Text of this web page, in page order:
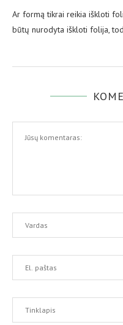
Ar formą tikrai reikia iškloti
būtų nurodyta iškloti folija,